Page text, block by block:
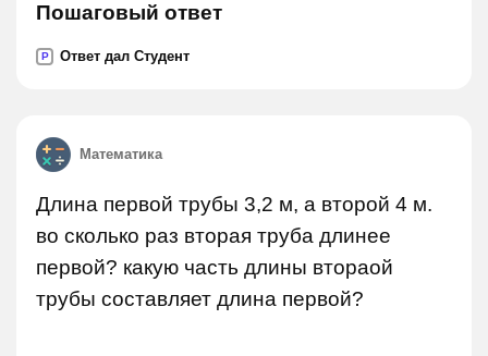
Пошаговый ответ
P Ответ дал Студент
Математика
Длина первой трубы 3,2 м, а второй 4 м.
во сколько раз вторая труба длинее
первой? какую часть длины втораой
трубы составляет длина первой?